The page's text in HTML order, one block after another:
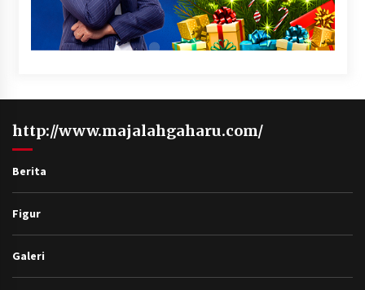
http://www.majalahgaharu.com/
Berita
Figur
Galeri